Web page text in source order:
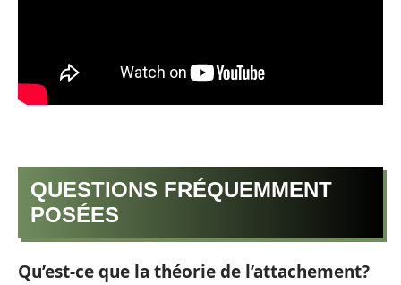
QUESTIONS FRÉQUEMMENT
POSÉES
Qu’est-ce que la théorie de l’attachement?